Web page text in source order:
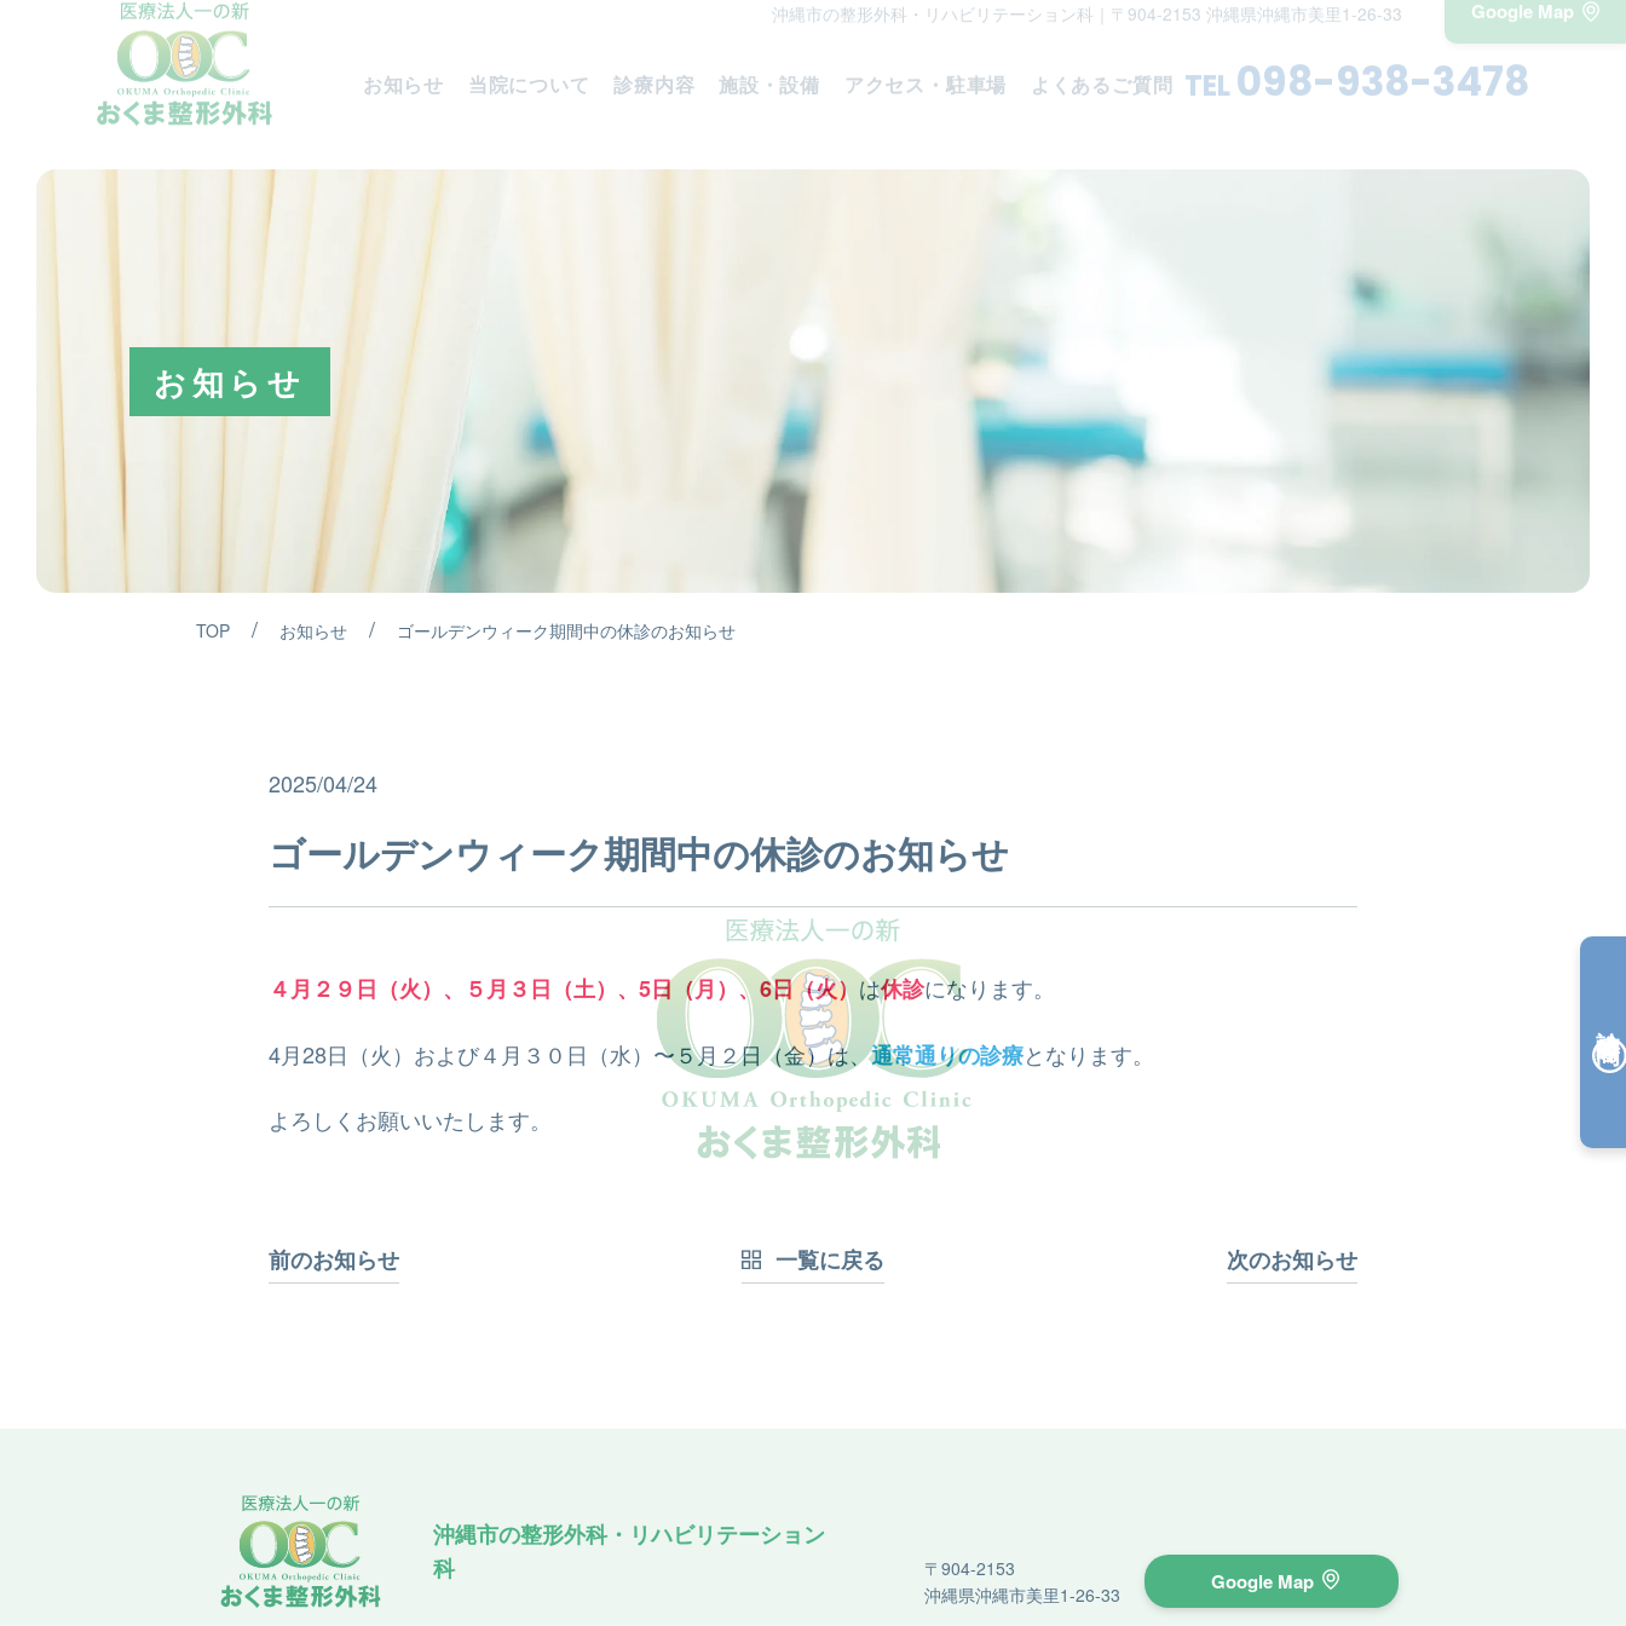
沖縄市の整形外科・リハビリテーション科 ｜〒904-2153 沖縄県沖縄市美里1-26-33 Google Map
お知らせ 当院について 診療内容 施設・設備 アクセス・駐車場 よくあるご質問 TEL098-938-3478
お知らせ
TOP / お知らせ / ゴールデンウィーク期間中の休診のお知らせ
2025/04/24
ゴールデンウィーク期間中の休診のお知らせ
４月２９日（火）、５月３日（土）、5日（月）、6日（火） は休診になります。
4月28日（火）および４月３０日（水）〜５月２日（金）は、通常通りの診療となります。
よろしくお願いいたします。
前のお知らせ 一覧に戻る 次のお知らせ
沖縄市の整形外科・リハビリテーション
科
〒904-2153
沖縄県沖縄市美里1-26-33
Google Map